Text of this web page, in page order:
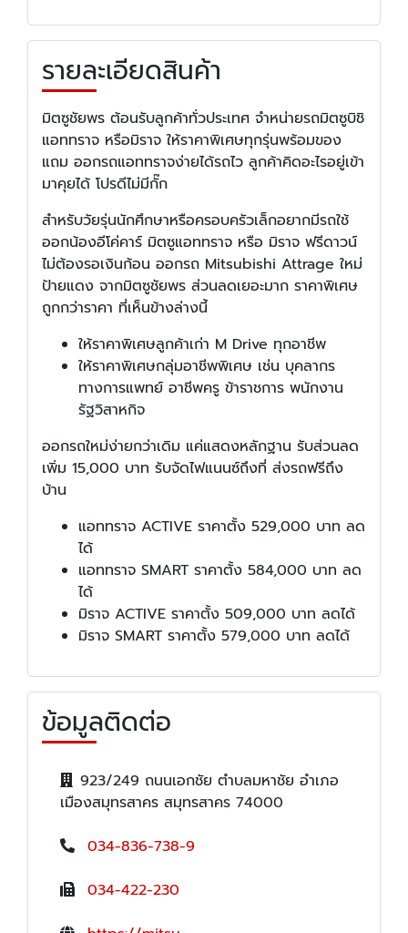
รายละเอียดสินค้า
มิตซูชัยพร ต้อนรับลูกค้าทั่วประเทศ จำหน่ายรถมิตซูบิชิ
แอททราจ หรือมิราจ ให้ราคาพิเศษทุกรุ่นพร้อมของ
แถม ออกรถแอททราจง่ายได้รถไว ลูกค้าคิดอะไรอยู่เข้า
มาคุยได้ โปรดีไม่มีกั๊ก
สำหรับวัยรุ่นนักศึกษาหรือครอบครัวเล็กอยากมีรถใช้
ออกน้องอีโค่คาร์ มิตซูแอททราจ หรือ มิราจ ฟรีดาวน์
ไม่ต้องรอเงินก้อน ออกรถ Mitsubishi Attrage ใหม่
ป้ายแดง จากมิตซูชัยพร ส่วนลดเยอะมาก ราคาพิเศษ
ถูกกว่าราคา ที่เห็นข้างล่างนี้
ให้ราคาพิเศษลูกค้าเก่า M Drive ทุกอาชีพ
ให้ราคาพิเศษกลุ่มอาชีพพิเศษ เช่น บุคลากร
ทางการแพทย์ อาชีพครู ข้าราชการ พนักงาน
รัฐวิสาหกิจ
ออกรถใหม่ง่ายกว่าเดิม แค่แสดงหลักฐาน รับส่วนลด
เพิ่ม 15,000 บาท รับจัดไฟแนนซ์ถึงที่ ส่งรถฟรีถึง
บ้าน
แอททราจ ACTIVE ราคาตั้ง 529,000 บาท ลด
ได้
แอททราจ SMART ราคาตั้ง 584,000 บาท ลด
ได้
มิราจ ACTIVE ราคาตั้ง 509,000 บาท ลดได้
มิราจ SMART ราคาตั้ง 579,000 บาท ลดได้
ข้อมูลติดต่อ
923/249 ถนนเอกชัย ตำบลมหาชัย อำเภอ
เมืองสมุทรสาคร สมุทรสาคร 74000
034-836-738-9
034-422-230